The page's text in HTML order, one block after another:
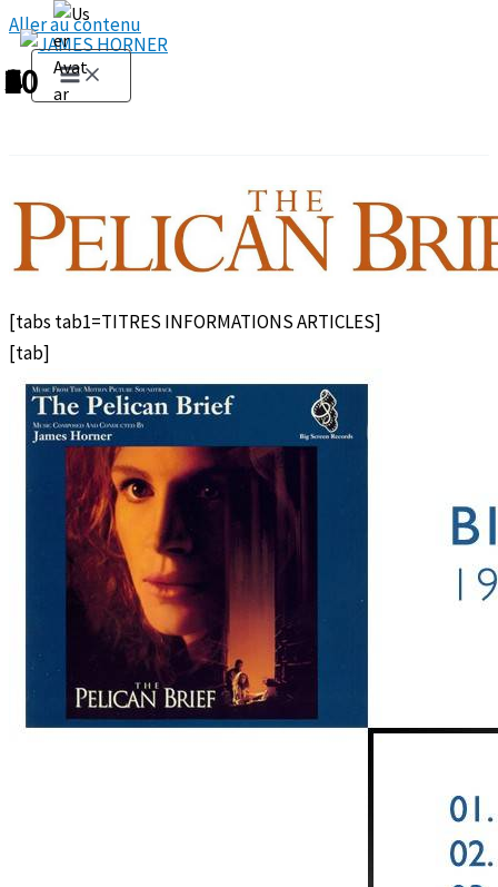
Aller au contenu
[tabs tab1=TITRES INFORMATIONS ARTICLES]
[tab]
1
2
3
4
5
6
7
8
9
10